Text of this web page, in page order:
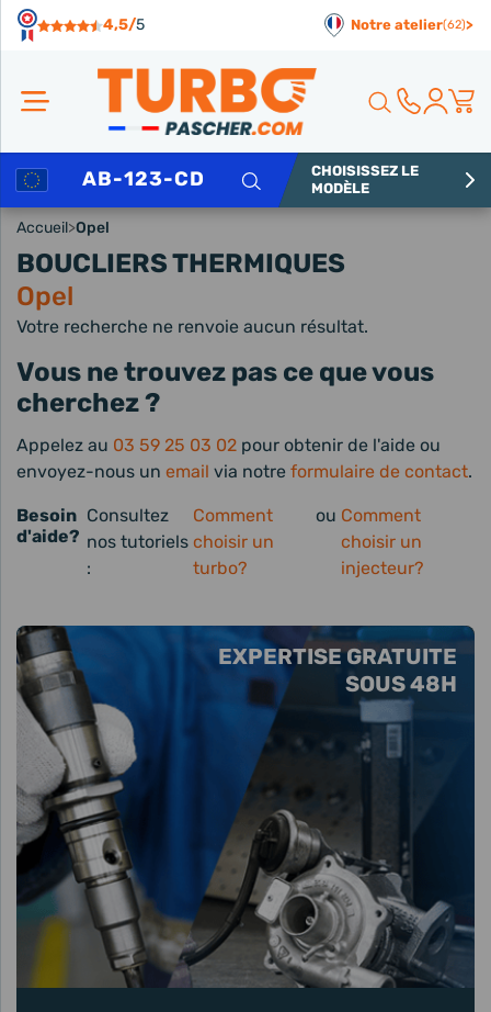
4,5/5 Notre atelier(62)>
Rechercher
CHOISISSEZ LE
MODÈLE
Accueil>Opel
BOUCLIERS THERMIQUES
Opel
EXPERTISE GRATUITE
SOUS 48H
Votre recherche ne renvoie aucun résultat.
Vous ne trouvez pas ce que vous
cherchez ?
Appelez au 03 59 25 03 02 pour obtenir de l'aide ou
envoyez-nous un email via notre formulaire de contact.
Besoin
d'aide?
Consultez
nos tutoriels
:
Comment
choisir un
turbo?
ou Comment
choisir un
injecteur?
Panneau de gestion des cookies